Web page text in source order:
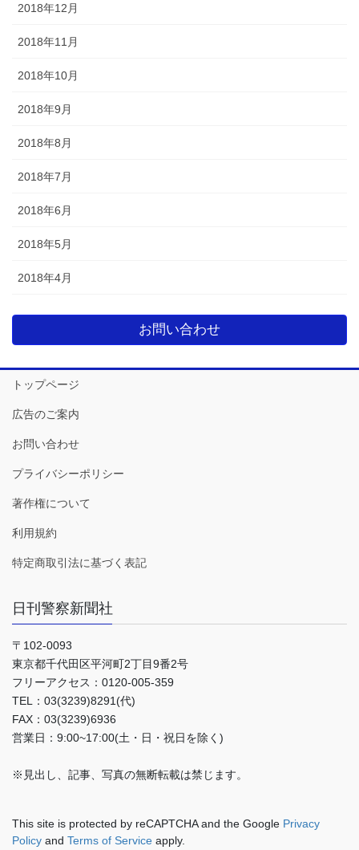
2018年12月
2018年11月
2018年10月
2018年9月
2018年8月
2018年7月
2018年6月
2018年5月
2018年4月
お問い合わせ
トップページ
広告のご案内
お問い合わせ
プライバシーポリシー
著作権について
利用規約
特定商取引法に基づく表記
日刊警察新聞社
〒102-0093
東京都千代田区平河町2丁目9番2号
フリーアクセス：0120-005-359
TEL：03(3239)8291(代)
FAX：03(3239)6936
営業日：9:00~17:00(土・日・祝日を除く)
※見出し、記事、写真の無断転載は禁じます。
This site is protected by reCAPTCHA and the Google Privacy
Policy and Terms of Service apply.